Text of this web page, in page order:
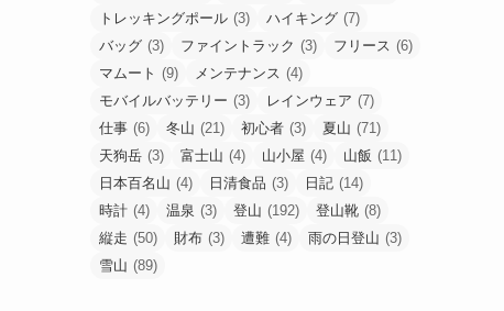
トレッキングポール (3) ハイキング (7)
バッグ (3) ファイントラック (3) フリース (6)
マムート (9) メンテナンス (4)
モバイルバッテリー (3) レインウェア (7)
仕事 (6) 冬山 (21) 初心者 (3) 夏山 (71)
天狗岳 (3) 富士山 (4) 山小屋 (4) 山飯 (11)
日本百名山 (4) 日清食品 (3) 日記 (14)
時計 (4) 温泉 (3) 登山 (192) 登山靴 (8)
縦走 (50) 財布 (3) 遭難 (4) 雨の日登山 (3)
雪山 (89)